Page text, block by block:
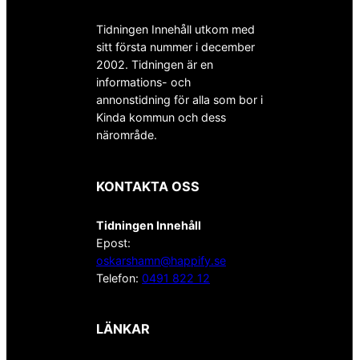
Tidningen Innehåll utkom med
sitt första nummer i december
2002. Tidningen är en
informations- och
annonstidning för alla som bor i
Kinda kommun och dess
närområde.
KONTAKTA OSS
Tidningen Innehåll
Epost:
oskarshamn@happify.se
Telefon: 0491 822 12
LÄNKAR